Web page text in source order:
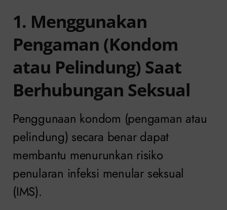
1. Menggunakan
Pengaman (Kondom
atau Pelindung) Saat
Berhubungan Seksual
Penggunaan kondom (pengaman atau
pelindung) secara benar dapat
membantu menurunkan risiko
penularan infeksi menular seksual
(IMS).